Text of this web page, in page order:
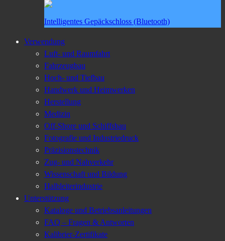
Intelligentes Gepäckschloss (Bluetooth)
Verwendung
Luft- und Raumfahrt
Fahrzeugbau
Hoch- und Tiefbau
Handwerk und Heimwerken
Herstellung
Medizin
Off-Shore und Schiffsbau
Fotografie und Industriedruck
Präzisionstechnik
Zug- und Nahverkehr
Wissenschaft und Bildung
Halbleiterindustrie
Unterstützung
Kataloge und Betriebsanleitungen
FAQ – Fragen & Antworten
Kalibrier-Zertifikate